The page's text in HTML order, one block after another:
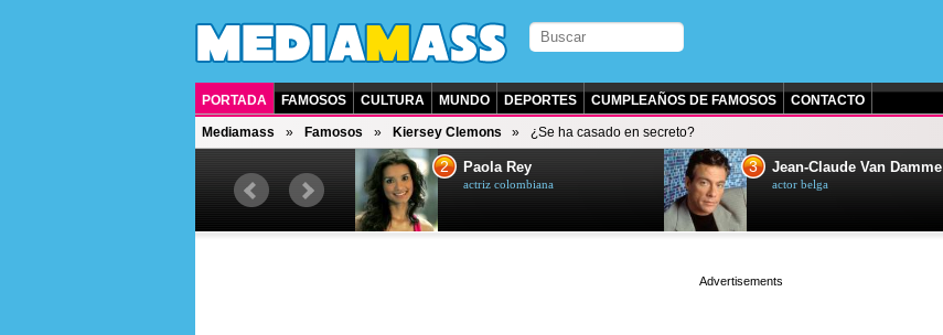
PORTADA FAMOSOS CULTURA MUNDO DEPORTES CUMPLEAÑOS DE FAMOSOS CONTACTO
Mediamass Famosos Kiersey Clemons ¿Se ha casado en secreto?
actor y presentador de televisión
2 Paola Rey
actriz colombiana
3 Jean-Claude Van Damme
actor belga